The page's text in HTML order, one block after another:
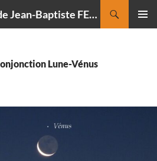
CIELMANIA : le blog de Jean-Baptiste FELDMANN, photographe du ciel
Lune-Vénus